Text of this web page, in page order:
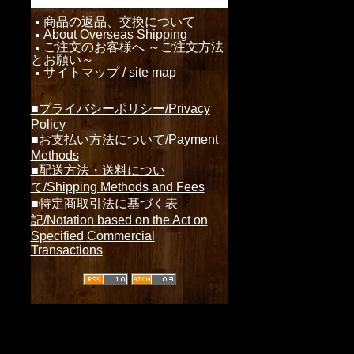
商品の返品、交換について
About Overseas Shipping
ご注文のお客様へ ～ご注文方法
とお願い～
サイトマップ / site map
■プライバシーポリシー/Privacy
Policy
■お支払い方法について/Payment
Methods
■配送方法・送料につい
て/Shipping Methods and Fees
■特定商取引法に基づく表
記/Notation based on the Act on
Specified Commercial
Transactions